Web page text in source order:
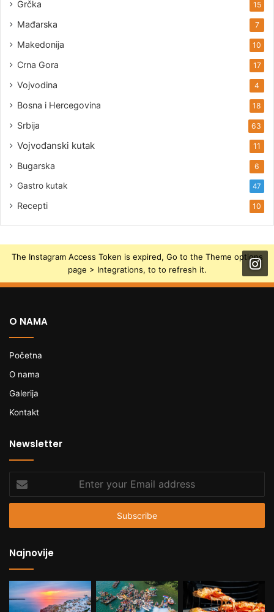
Grčka 15
Mađarska 7
Makedonija 10
Crna Gora 17
Vojvodina 4
Bosna i Hercegovina 18
Srbija 63
Vojvođanski kutak 11
Bugarska 6
Gastro kutak 47
Recepti 10
The Instagram Access Token is expired, Go to the Theme options
page > Integrations, to to refresh it.
O NAMA
Početna
O nama
Galerija
Kontakt
Newsletter
your
Email
Najnovije